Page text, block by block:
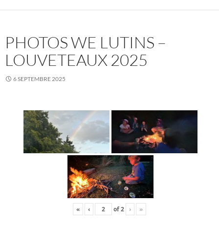
PHOTOS WE LUTINS –
LOUVETEAUX 2025
6 SEPTEMBRE 2025
« ‹ of2 › »